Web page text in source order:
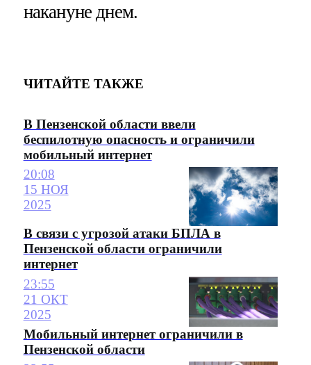
накануне днем.
ЧИТАЙТЕ ТАКЖЕ
В Пензенской области ввели
беспилотную опасность и ограничили
мобильный интернет
20:08
15 НОЯ
2025
В связи с угрозой атаки БПЛА в
Пензенской области ограничили
интернет
23:55
21 ОКТ
2025
Мобильный интернет ограничили в
Пензенской области